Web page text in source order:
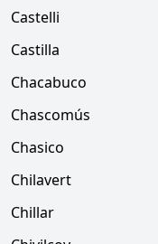
Castelli
Castilla
Chacabuco
Chascomús
Chasico
Chilavert
Chillar